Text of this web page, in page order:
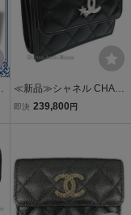
≪新品≫シャネル CHAN
EL スモール フラップ ウ
5 B14929 94305
即決 239,800 円